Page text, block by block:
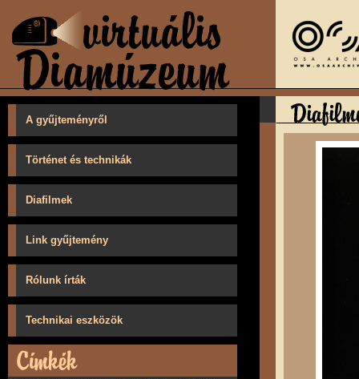
A gyűjteményről
Történet és technikák
Diafilmek
Link gyűjtemény
Rólunk írták
Technikai eszközök